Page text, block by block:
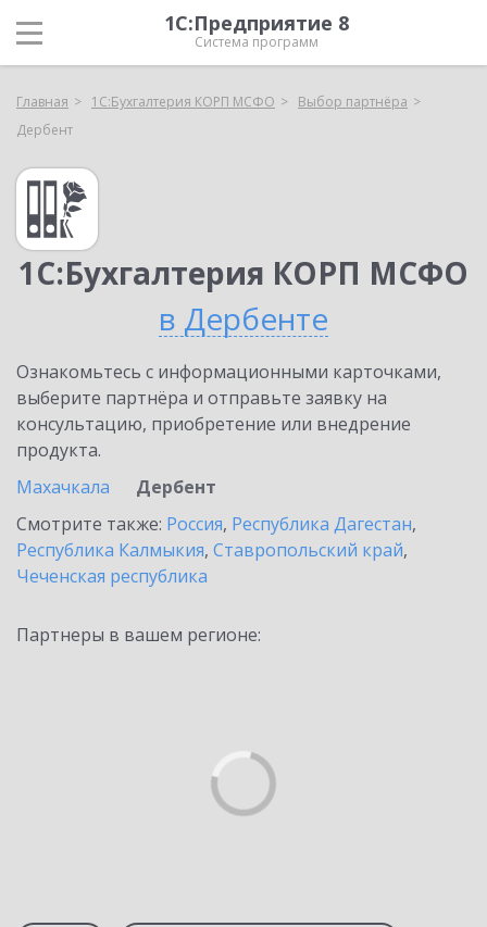
1С:Предприятие 8
Система программ
Главная 1С:Бухгалтерия КОРП МСФО
Выбор партнёра
Дербент
1С:Бухгалтерия КОРП МСФО
в Дербенте
Ознакомьтесь с информационными карточками,
выберите партнёра и отправьте заявку на
консультацию, приобретение или внедрение
продукта.
Махачкала
Дербент
Смотрите также: Россия, Республика Дагестан,
Республика Калмыкия, Ставропольский край,
Чеченская республика
Партнеры в вашем регионе: